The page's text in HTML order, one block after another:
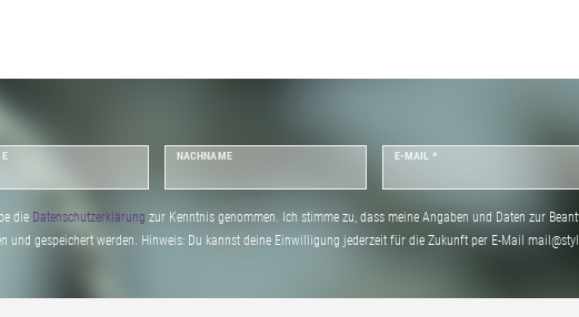
NACHNAME E-MAIL *
die Daten­schutz­erklärung zur Kenntnis genommen. Ich stimme zu, dass meine Angaben und Daten zur
und gespeichert werden. Hinweis: Du kannst deine Einwilligung jederzeit für die Zukunft per E-Mail